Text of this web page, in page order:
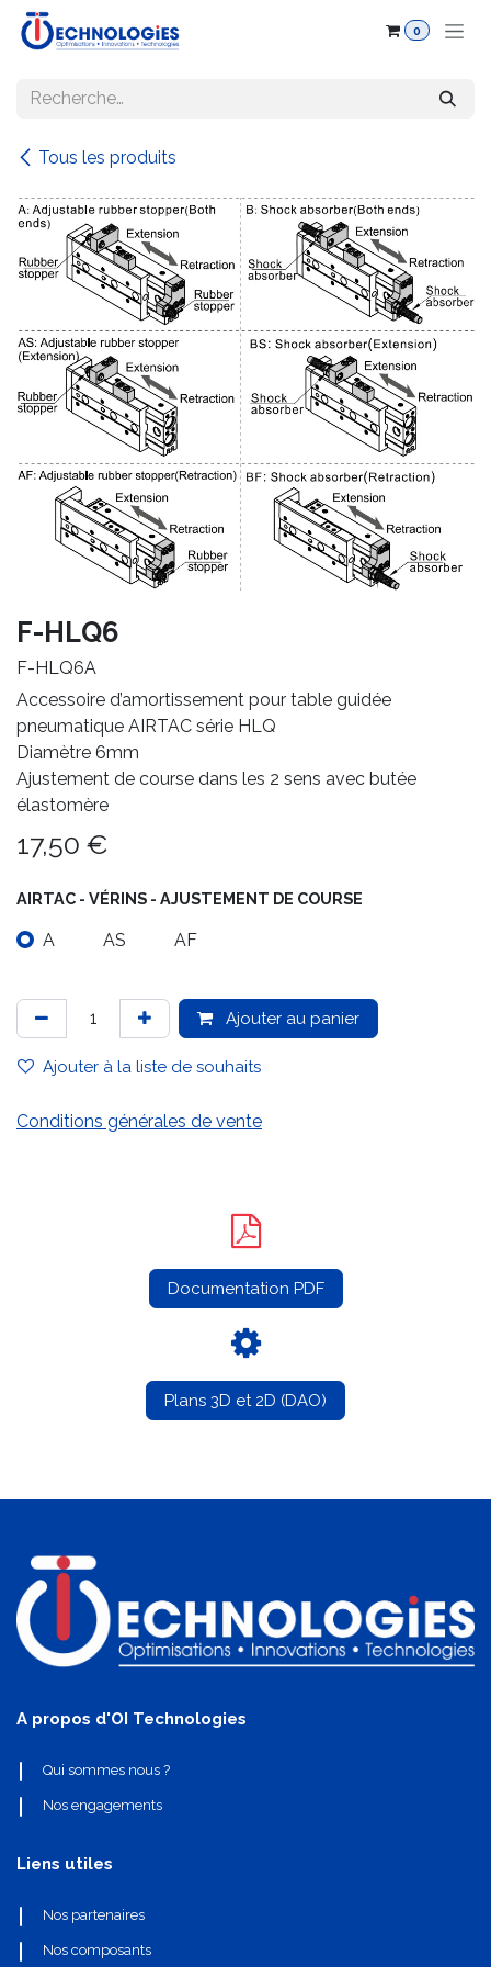
Se rendre au contenu
0
Tous les produits
F-HLQ6
F-HLQ6A
Accessoire d’amortissement pour table guidée
pneumatique AIRTAC série HLQ
Diamètre 6mm
Ajustement de course dans les 2 sens avec butée
élastomère
17,50 €
AIRTAC - VÉRINS - AJUSTEMENT DE COURSE
A AS AF
Ajouter au panier
Ajouter à la liste de souhaits
Conditions générales de vente
Documentation PDF
Plans 3D et 2D (DAO)
A propos d'OI Technologies
Qui sommes nous ?
Nos engagements
Liens utiles
Nos partenaires
Nos composants